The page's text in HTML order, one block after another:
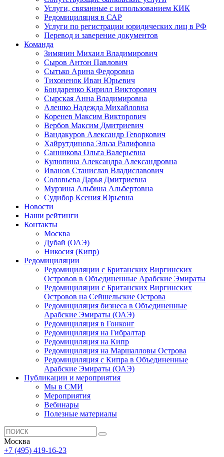
Услуги, связанные с использованием КИК
Редомициляция в САР
Услуги по регистрации юридических лиц в РФ
Перевод и заверение документов
Команда
Зимянин Михаил Владимирович
Сыров Антон Павлович
Сытько Арина Федоровна
Тихоненок Иван Юрьевич
Бондаренко Кирилл Викторович
Сырская Анна Владимировна
Алешко Надежда Михайловна
Коренев Максим Викторович
Вербов Максим Дмитриевич
Вандакуров Александр Геворкович
Хайрутдинова Эльза Ралифовна
Санникова Ольга Валерьевна
Кулюпина Александра Александровна
Иванов Станислав Владиславович
Соловьева Дарья Дмитриевна
Мурзина Альбина Альбертовна
Судибор Ксения Юрьевна
Новости
Наши рейтинги
Контакты
Москва
Дубай (ОАЭ)
Никосия (Кипр)
Редомициляции
Редомициляции с Британских Виргинских
Островов в Объединенные Арабские Эмираты
Редомициляции с Британских Виргинских
Островов на Сейшельские Острова
Редомициляция бизнеса в Объединенные
Арабские Эмираты (ОАЭ)
Редомициляция в Гонконг
Редомициляция на Гибралтар
Редомициляция на Кипр
Редомициляция на Маршалловы Острова
Редомициляция с Кипра в Объединенные
Арабские Эмираты (ОАЭ)
Публикации и мероприятия
Мы в СМИ
Мероприятия
Вебинары
Полезные материалы
Москва
+7 (495) 419-16-23